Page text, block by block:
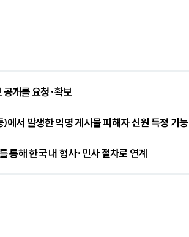
개를 요청·확보
서 발생한 익명 게시물 피해자 신원 특정 가능
통해 한국 내 형사·민사 절차로 연계